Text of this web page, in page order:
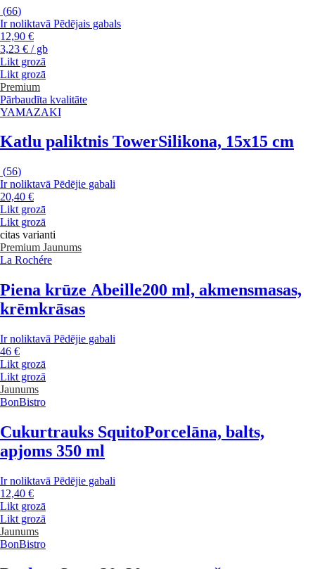
(66)
Ir noliktavā Pēdējais gabals
12,90 €
3,23 € / gb
Likt grozā
Likt grozā
Premium
Pārbaudīta kvalitāte
YAMAZAKI
Katlu paliktnis TowerSilikona, 15x15 cm
(56)
Ir noliktavā Pēdējie gabali
20,40 €
Likt grozā
Likt grozā
citas varianti
Premium Jaunums
La Rochére
Piena krūze Abeille200 ml, akmensmasas,
krēmkrāsas
Ir noliktavā Pēdējie gabali
46 €
Likt grozā
Likt grozā
Jaunums
BonBistro
Cukurtrauks SquitoPorcelāna, balts,
apjoms 350 ml
Ir noliktavā Pēdējie gabali
12,40 €
Likt grozā
Likt grozā
Jaunums
BonBistro